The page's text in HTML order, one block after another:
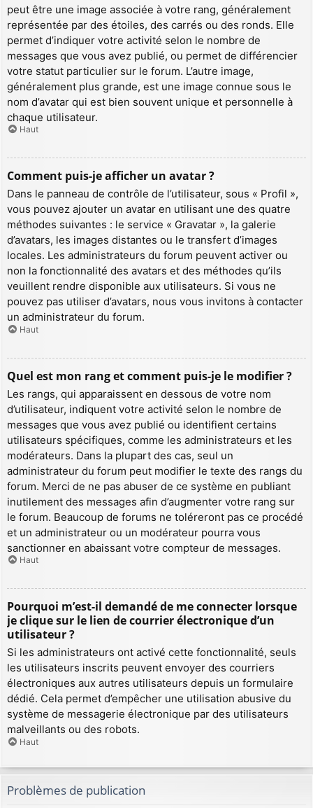
peut être une image associée à votre rang, généralement
représentée par des étoiles, des carrés ou des ronds. Elle
permet d’indiquer votre activité selon le nombre de
messages que vous avez publié, ou permet de différencier
votre statut particulier sur le forum. L’autre image,
généralement plus grande, est une image connue sous le
nom d’avatar qui est bien souvent unique et personnelle à
chaque utilisateur.
Haut
Comment puis-je afficher un avatar ?
Dans le panneau de contrôle de l’utilisateur, sous « Profil »,
vous pouvez ajouter un avatar en utilisant une des quatre
méthodes suivantes : le service « Gravatar », la galerie
d’avatars, les images distantes ou le transfert d’images
locales. Les administrateurs du forum peuvent activer ou
non la fonctionnalité des avatars et des méthodes qu’ils
veuillent rendre disponible aux utilisateurs. Si vous ne
pouvez pas utiliser d’avatars, nous vous invitons à contacter
un administrateur du forum.
Haut
Quel est mon rang et comment puis-je le modifier ?
Les rangs, qui apparaissent en dessous de votre nom
d’utilisateur, indiquent votre activité selon le nombre de
messages que vous avez publié ou identifient certains
utilisateurs spécifiques, comme les administrateurs et les
modérateurs. Dans la plupart des cas, seul un
administrateur du forum peut modifier le texte des rangs du
forum. Merci de ne pas abuser de ce système en publiant
inutilement des messages afin d’augmenter votre rang sur
le forum. Beaucoup de forums ne toléreront pas ce procédé
et un administrateur ou un modérateur pourra vous
sanctionner en abaissant votre compteur de messages.
Haut
Pourquoi m’est-il demandé de me connecter lorsque
je clique sur le lien de courrier électronique d’un
utilisateur ?
Si les administrateurs ont activé cette fonctionnalité, seuls
les utilisateurs inscrits peuvent envoyer des courriers
électroniques aux autres utilisateurs depuis un formulaire
dédié. Cela permet d’empêcher une utilisation abusive du
système de messagerie électronique par des utilisateurs
malveillants ou des robots.
Haut
Problèmes de publication